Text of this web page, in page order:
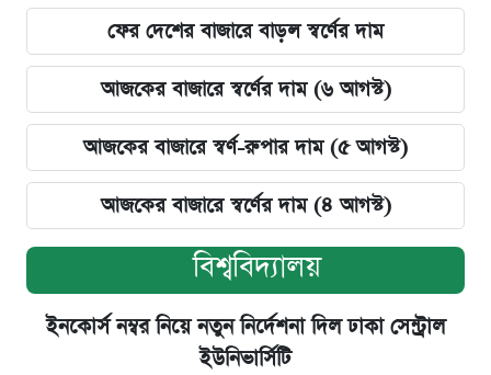
ফের দেশের বাজারে বাড়ল স্বর্ণের দাম
আজকের বাজারে স্বর্ণের দাম (৬ আগস্ট)
আজকের বাজারে স্বর্ণ-রুপার দাম (৫ আগস্ট)
আজকের বাজারে স্বর্ণের দাম (৪ আগস্ট)
বিশ্ববিদ্যালয়
ইনকোর্স নম্বর নিয়ে নতুন নির্দেশনা দিল ঢাকা সেন্ট্রাল
ইউনিভার্সিটি